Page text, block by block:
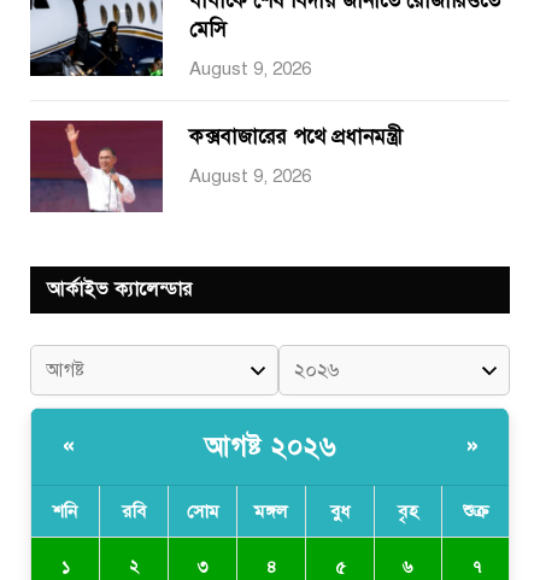
মেসি
August 9, 2026
কক্সবাজারের পথে প্রধানমন্ত্রী
August 9, 2026
আর্কাইভ ক্যালেন্ডার
« আগষ্ট ২০২৬ »
শনি রবি সোম মঙ্গল বুধ বৃহ শুক্র
১ ২ ৩ ৪ ৫ ৬ ৭